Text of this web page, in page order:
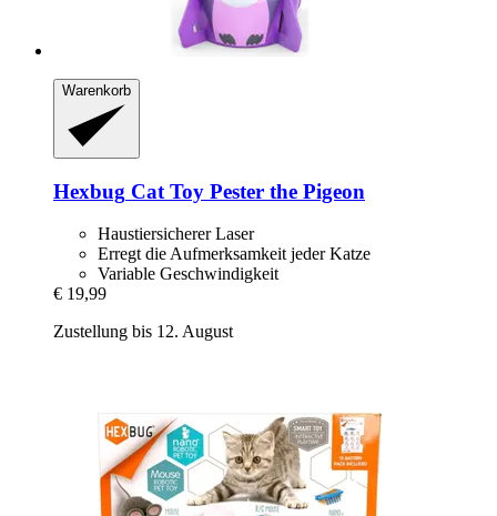
Warenkorb
Hexbug Cat Toy Pester the Pigeon
Haustiersicherer Laser
Erregt die Aufmerksamkeit jeder Katze
Variable Geschwindigkeit
€ 19,99
Zustellung bis 12. August